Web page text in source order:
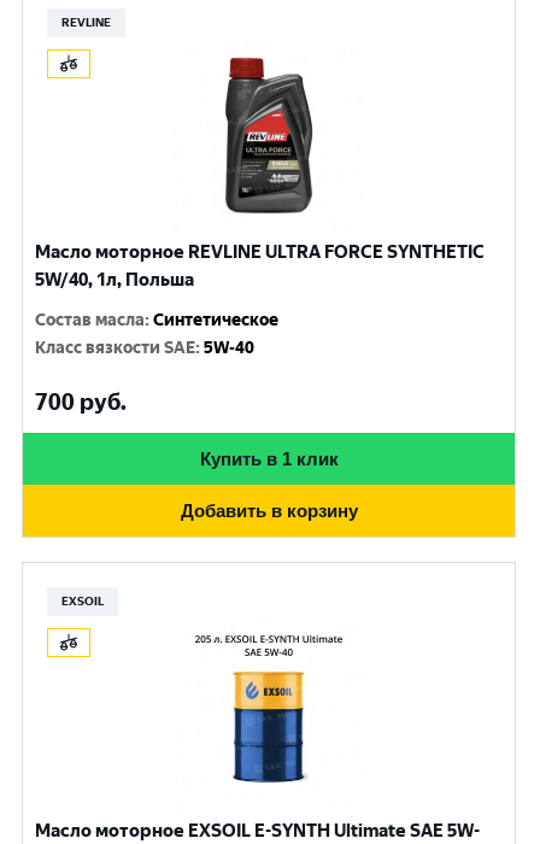
REVLINE
Масло моторное REVLINE ULTRA FORCE SYNTHETIC
5W/40, 1л, Польша
Состав масла:Синтетическое
Класс вязкости SAE:5W-40
700 руб.
Купить в 1 клик
Добавить в корзину
EXSOIL
Масло моторное EXSOIL E-SYNTH Ultimate SAE 5W-